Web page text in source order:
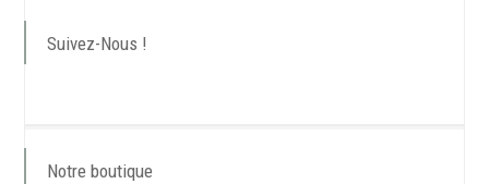
Suivez-Nous !
Notre boutique